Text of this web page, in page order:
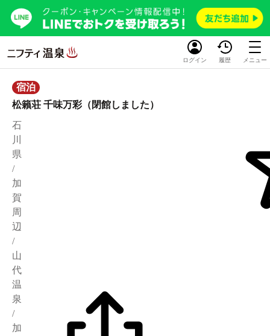
ログイン 履歴 メニュー
宿泊
松籟荘 千味万彩（閉館しました）
石
川
県
/
加
賀
周
辺
/
山
代
温
泉
/
加